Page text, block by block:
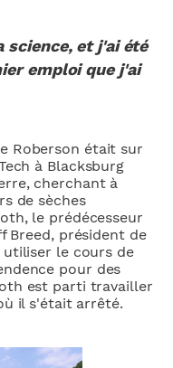
science, et j'ai été
emploi que j'ai
Roberson était sur
à Blacksburg
cherchant à
de sèches
le prédécesseur
Breed, président de
utiliser le cours de
pour des
est parti travailler
il s'était arrêté.